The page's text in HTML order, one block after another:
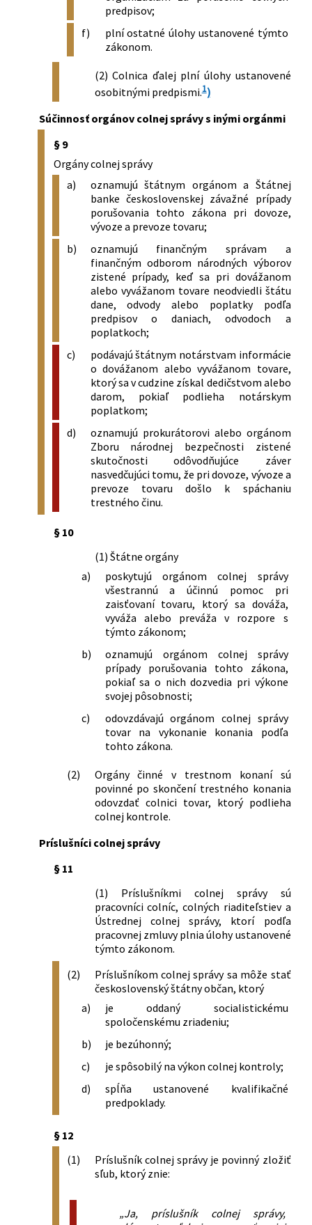
zákon č. 44/1974 Zb., v znení vyhlášok č.
181/1988 Zb. a č. 224/1988 Zb.
424/1990 Zb.
Vyhláška Federálneho ministerstva
zahraničného obchodu, ktorou sa mení
ministerstva zahraničného obchodu č.
51/1986 Zb., ktorou sa vykonáva colný
zákon č. 44/1974 Zb., a vyhláška č.
84/1989 Zb. o colných úľavách pri
neobchodného tovaru
519/1990 Zb.
Nariadenie vlády Českej a Slovenskej
Federatívnej Republiky, ktorým sa mení
a dopĺňa nariadenie vlády
Československej socialistickej republiky
č. 228/1988 Zb., ktorým sa vydáva colný
sadzobník obchodného tovaru
572/1990 Zb.
Vyhláška Federálneho ministerstva
zahraničného obchodu o oslobodení
tovaru dovážaného pre potrebu štátom
registrovaných cirkví, náboženských
spoločností, rehoľných rádov,
kongregácií a ich charitatívnych
zariadení od dovozného cla
38/1991 Zb.
Vyhláška Federálneho ministerstva
zahraničného obchodu, ktorou sa
vyhlasuje zoznam colníc, colných
odbočiek a územných obvodov colníc a
vymedzuje colné pohraničné pásmo
39/1991 Zb.
Vyhláška Federálneho ministerstva
zahraničného obchodu o colnej
štatistike, forme, obsahu a
náležitostiach návrhu na colné konanie
43/1991 Zb.
Vyhláška Federálneho ministerstva
290/1991 Zb.
Vyhláška Federálneho ministerstva
zahraničného obchodu o platovom a
hodnostnom poriadku príslušníkov
colnej správy
Vyhláška Federálneho ministerstva
zahraničného obchodu o zdravotnej
spôsobilosti žiadateľov o prijatie na
výkon práce príslušníka colnej správy a
organizácii a výkone zdravotníckych
služieb v colnej správe
zahraničného obchodu, ktorou sa mení
a dopĺňa vyhláška č. 43/1991 Zb., ktorou
sa vykonáva colný zákon
505/1991 Zb.
Vyhláška Federálneho ministerstva
zahraničného obchodu o forme, obsahu
a náležitostiach návrhu na colné
konanie a o colnej štatistike
Federatívnej Republiky, ktorým sa
39/1992 Zb.
zahraničného obchodu o oslobodení
vybraných druhov tovaru od dovozného
cla
287/1992 Zb.
Vyhláška Federálneho ministerstva
zahraničného obchodu, ktorou sa mení
a dopĺňa vyhláška č. 43/1991 Zb., ktorou
sa vykonáva colný zákon, v znení
vyhlášky č. 397/1991 Zb.
288/1992 Zb.
Vyhláška Federálneho ministerstva
zahraničného obchodu o úplnom
oslobodení od dovozného cla tovaru
dovážaného do záznamového obehu v
tuzemsku za účelom dočasného
použitia
Vyhláška Federálneho ministerstva
forme, obsahu a náležitostiach návrhu
na colné konanie a o colnej štatistike
Vyhláška Federálneho ministerstva
dovozného cla semien cukrovej repy a
predpisov;
f)
plní ostatné úlohy ustanovené týmto
zákonom.
(2) Colnica ďalej plní úlohy ustanovené
osobitnými predpismi.1)
Súčinnosť orgánov colnej správy s inými orgánmi
§ 9
Orgány colnej správy
a)
oznamujú štátnym orgánom a Štátnej
banke československej závažné prípady
porušovania tohto zákona pri dovoze,
vývoze a prevoze tovaru;
b)
oznamujú finančným správam a
finančným odborom národných výborov
zistené prípady, keď sa pri dovážanom
alebo vyvážanom tovare neodviedli štátu
dane, odvody alebo poplatky podľa
predpisov o daniach, odvodoch a
poplatkoch;
c)
podávajú štátnym notárstvam informácie
o dovážanom alebo vyvážanom tovare,
ktorý sa v cudzine získal dedičstvom alebo
darom, pokiaľ podlieha notárskym
poplatkom;
d)
oznamujú prokurátorovi alebo orgánom
Zboru národnej bezpečnosti zistené
skutočnosti odôvodňujúce záver
nasvedčujúci tomu, že pri dovoze, vývoze a
prevoze tovaru došlo k spáchaniu
trestného činu.
§ 10
(1) Štátne orgány
a)
poskytujú orgánom colnej správy
všestrannú a účinnú pomoc pri
zaisťovaní tovaru, ktorý sa dováža,
vyváža alebo preváža v rozpore s
týmto zákonom;
b)
oznamujú orgánom colnej správy
prípady porušovania tohto zákona,
pokiaľ sa o nich dozvedia pri výkone
svojej pôsobnosti;
c)
odovzdávajú orgánom colnej správy
tovar na vykonanie konania podľa
tohto zákona.
(2)
Orgány činné v trestnom konaní sú
povinné po skončení trestného konania
odovzdať colnici tovar, ktorý podlieha
colnej kontrole.
Príslušníci colnej správy
§ 11
(1) Príslušníkmi colnej správy sú
pracovníci colníc, colných riaditeľstiev a
Ústrednej colnej správy, ktorí podľa
pracovnej zmluvy plnia úlohy ustanovené
týmto zákonom.
(2)
Príslušníkom colnej správy sa môže stať
československý štátny občan, ktorý
a)
je oddaný socialistickému
spoločenskému zriadeniu;
b)
je bezúhonný;
c)
je spôsobilý na výkon colnej kontroly;
d)
spĺňa ustanovené kvalifikačné
predpoklady.
§ 12
(1)
Príslušník colnej správy je povinný zložiť
sľub, ktorý znie:
„Ja, príslušník colnej správy,